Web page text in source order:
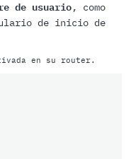
de usuario, como
de inicio de
en su router.